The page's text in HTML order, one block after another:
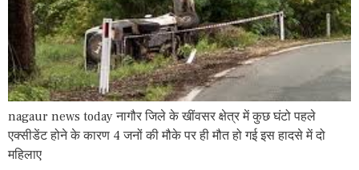
nagaur news today नागौर जिले के खींवसर क्षेत्र में कुछ घंटो पहले
एक्सीडेंट होने के कारण 4 जनों की मौके पर ही मौत हो गई इस हादसे में दो
महिलाए